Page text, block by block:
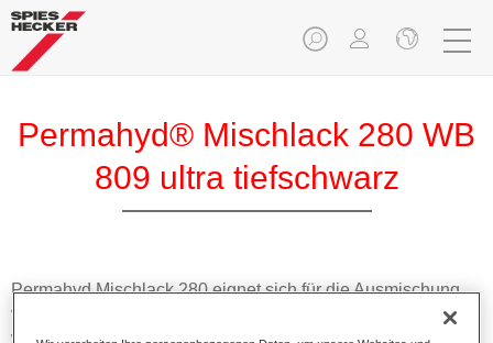
Permahyd® Mischlack 280 WB
809 ultra tiefschwarz
Permahyd Mischlack 280 eignet sich für die Ausmischung
von Permahyd Perlmutt Basislack 285, einem hochwertigen
wasserverdünnbaren Basislacksystem. Es basiert auf einer